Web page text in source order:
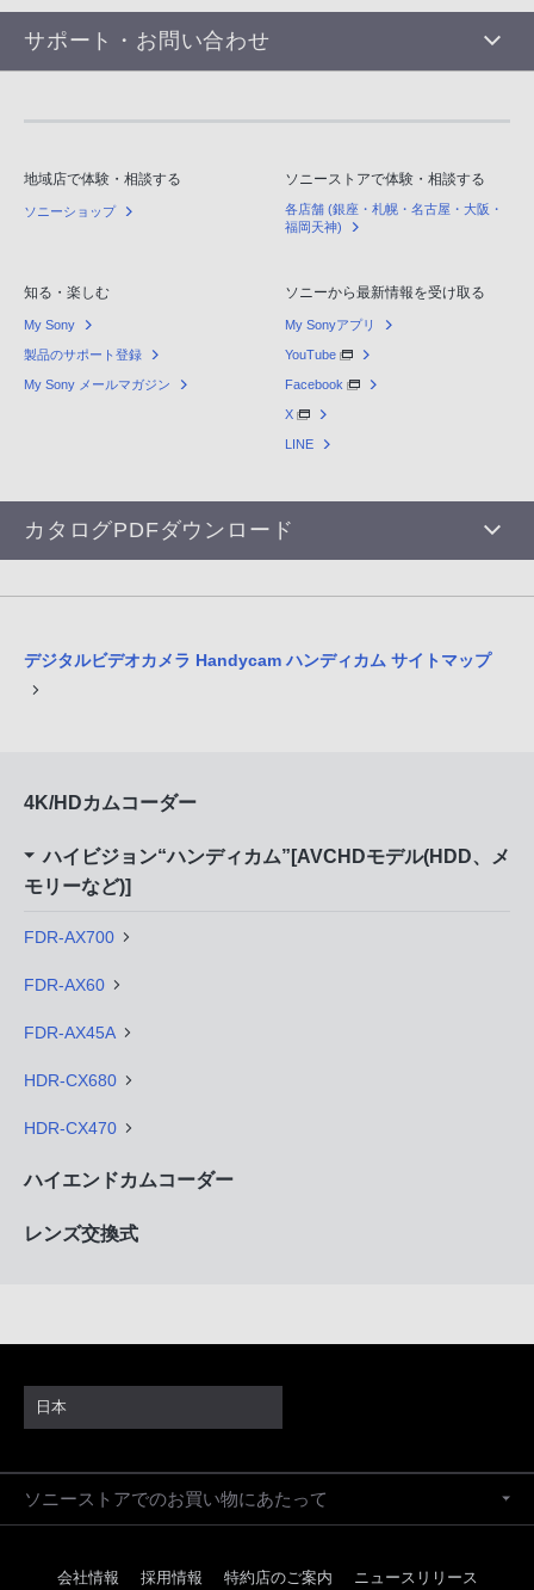
サポート・お問い合わせ
地域店で体験・相談する
ソニーショップ
ソニーストアで体験・相談する
各店舗 (銀座・札幌・名古屋・大阪・
福岡天神)
知る・楽しむ
My Sony
製品のサポート登録
My Sony メールマガジン
ソニーから最新情報を受け取る
My Sonyアプリ
YouTube
Facebook
X
LINE
カタログPDFダウンロード
デジタルビデオカメラ Handycam ハンディカム サイトマップ
4K/HDカムコーダー
ハイビジョン“ハンディカム”[AVCHDモデル(HDD、メ
モリーなど)]
FDR-AX700
FDR-AX60
FDR-AX45A
HDR-CX680
HDR-CX470
ハイエンドカムコーダー
レンズ交換式
日本
ソニーストアでのお買い物にあたって
会社情報 採用情報 特約店のご案内 ニュースリリース